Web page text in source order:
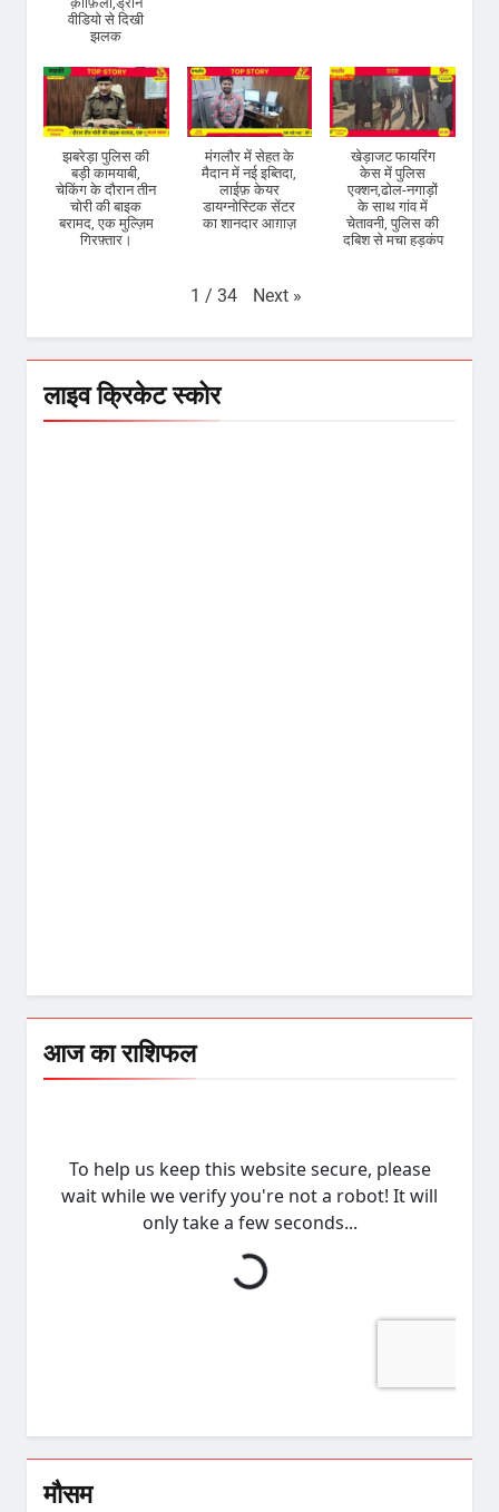
वीडियो से दिखी
झलक
झबरेड़ा पुलिस की
बड़ी कामयाबी,
चेकिंग के दौरान तीन
चोरी की बाइक
बरामद, एक मुल्ज़िम
गिरफ़्तार।
मंगलौर में सेहत के
मैदान में नई इब्तिदा,
लाईफ़ केयर
डायग्नोस्टिक सेंटर
का शानदार आग़ाज़
खेड़ाजट फायरिंग
केस में पुलिस
एक्शन,ढोल-नगाड़ों
के साथ गांव में
चेतावनी, पुलिस की
दबिश से मचा हड़कंप
1 / 34 Next »
लाइव क्रिकेट स्कोर
आज का राशिफल
मौसम